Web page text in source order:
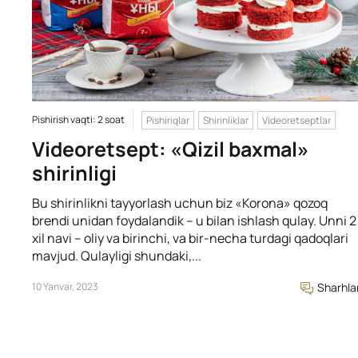
Pishirish vaqti: 2 soat Pishiriqlar Shirinliklar Videoretseptlar
Videoretsept: «Qizil baxmal»
shirinligi
Bu shirinlikni tayyorlash uchun biz «Korona» qozoq
brendi unidan foydalandik – u bilan ishlash qulay. Unni 2
xil navi – oliy va birinchi, va bir-necha turdagi qadoqlari
mavjud. Qulayligi shundaki,...
10 Yanvar, 2023